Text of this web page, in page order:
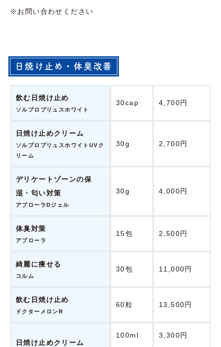
※お問い合わせください
日焼け止め・体臭改善
飲む日焼け止め
ソルプロプリュスホワイト
30cap 4,700円
日焼け止めクリーム
ソルプロプリュスホワイトUVク
リーム
30g 2,700円
デリケートゾーンの保
湿・匂い対策
アプローラDジェル
30g 4,000円
体臭対策
アプローラ
15包 2,500円
綺麗に痩せる
コルム
30包 11,000円
飲む日焼け止め
ドクターメロンR
60粒 13,500円
日焼け止めクリーム
100ml 3,300円